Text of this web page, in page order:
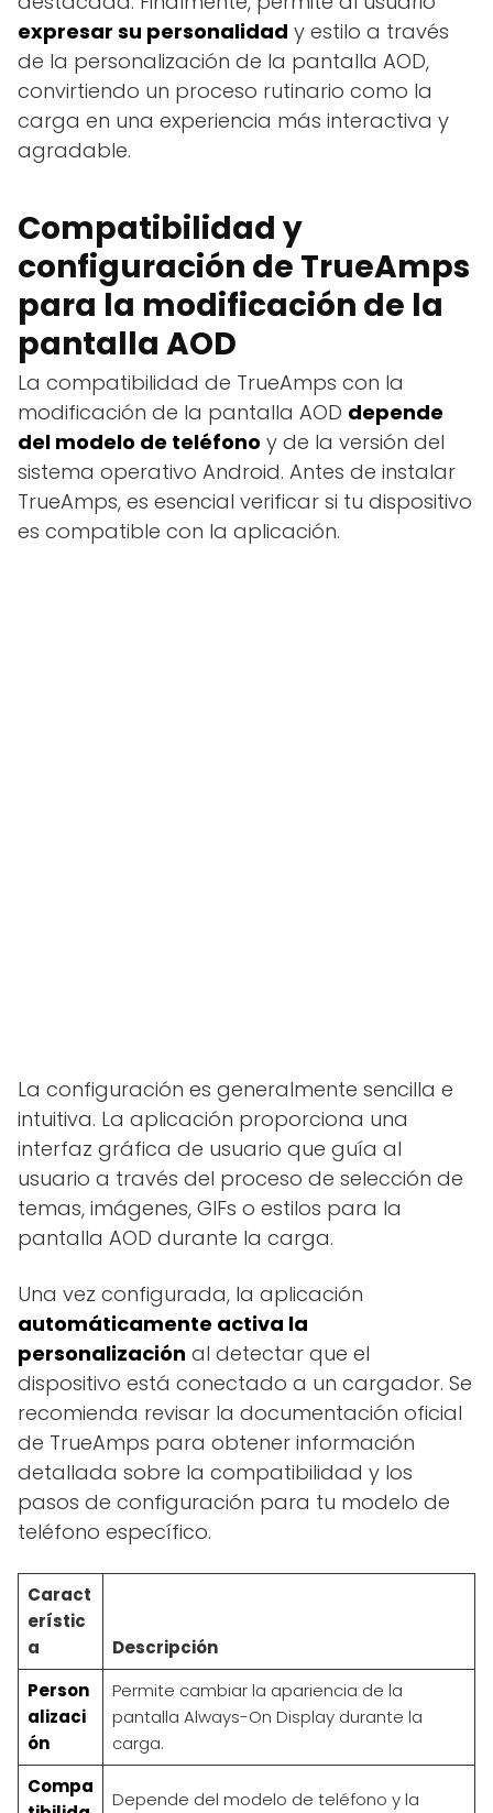
expresar su personalidad y estilo a través
de la personalización de la pantalla AOD,
convirtiendo un proceso rutinario como la
carga en una experiencia más interactiva y
agradable.
Compatibilidad y
configuración de TrueAmps
para la modificación de la
pantalla AOD
La compatibilidad de TrueAmps con la
modificación de la pantalla AOD depende
del modelo de teléfono y de la versión del
sistema operativo Android. Antes de instalar
TrueAmps, es esencial verificar si tu dispositivo
es compatible con la aplicación.
La configuración es generalmente sencilla e
intuitiva. La aplicación proporciona una
interfaz gráfica de usuario que guía al
usuario a través del proceso de selección de
temas, imágenes, GIFs o estilos para la
pantalla AOD durante la carga.
Una vez configurada, la aplicación
automáticamente activa la
personalización al detectar que el
dispositivo está conectado a un cargador. Se
recomienda revisar la documentación oficial
de TrueAmps para obtener información
detallada sobre la compatibilidad y los
pasos de configuración para tu modelo de
teléfono específico.
Caract
erístic
a
Descripción
Person
alizaci
ón
Permite cambiar la apariencia de la
pantalla Always-On Display durante la
carga.
Compa
Depende del modelo de teléfono y la